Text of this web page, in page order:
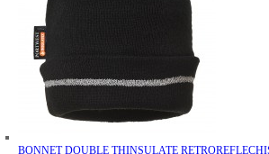
BONNET DOUBLE THINSULATE